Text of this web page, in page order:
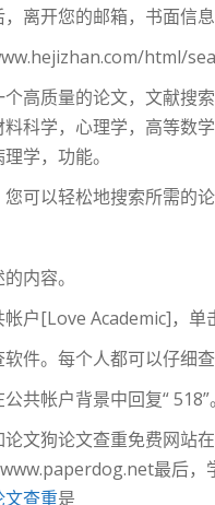
离开您的邮箱，书面信
html/
高质量的论文，文献搜
科学，心理学，高等数
学，功能。
可以轻松地搜索所需的
内容。
户[Love Academic]，单
件。每个人都可以仔细
共帐户背景中回复“ 518”。
论文狗论文查重免费网站
最后，
文查重是